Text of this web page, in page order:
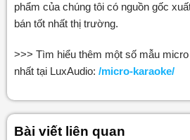
phẩm của chúng tôi có nguồn gốc
bán tốt nhất thị trường.
>>> Tìm hiểu thêm một số mẫu
nhất tại LuxAudio: /micro-karaoke/
Bài viết liên quan